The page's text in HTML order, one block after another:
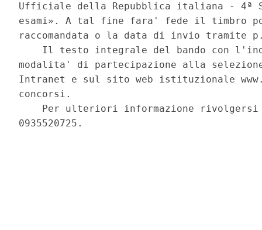
Ufficiale della Repubblica italiana - 4ª
esami». A tal fine fara' fede il timbro
raccomandata o la data di invio tramite
Il testo integrale del bando con
modalita' di partecipazione alla
Intranet e sul sito web istituzionale
concorsi.
Per ulteriori informazione
0935520725.